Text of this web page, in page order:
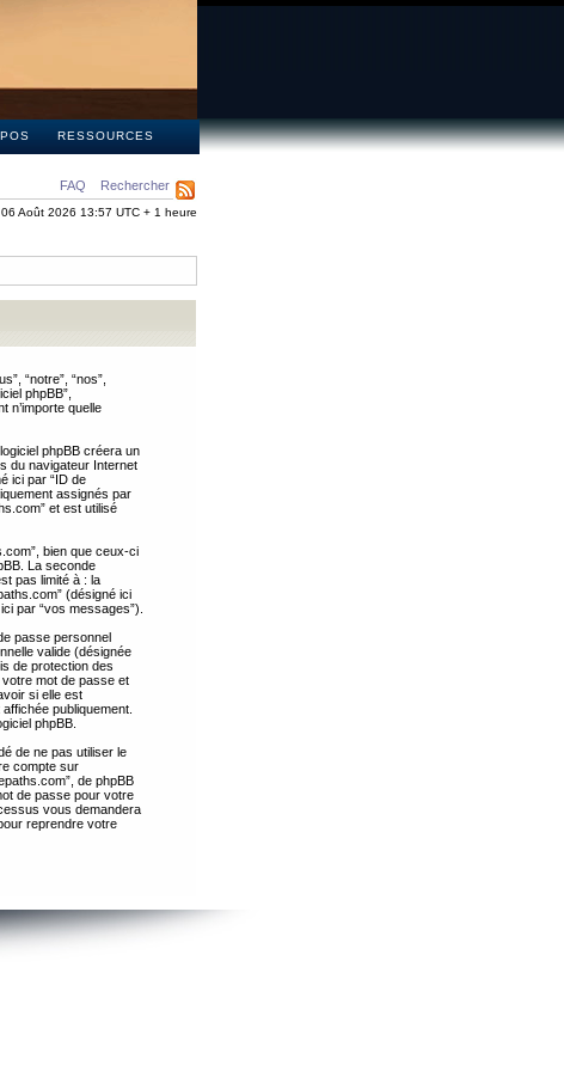
RESSOURCES
FAQ Rechercher
Août 2026 13:57 UTC + 1 heure
“notre”, “nos”,
phpBB”,
n’importe quelle
phpBB créera un
du navigateur Internet
ici par “ID de
assignés par
et est utilisé
bien que ceux-ci
La seconde
pas limité à : la
(désigné ici
par “vos messages”).
passe personnel
valide (désignée
de protection des
votre mot de passe et
si elle est
publiquement.
phpBB.
de ne pas utiliser le
compte sur
de phpBB
de passe pour votre
vous demandera
reprendre votre